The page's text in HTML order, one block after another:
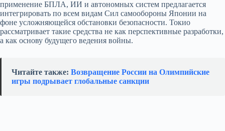
применение БПЛА, ИИ и автономных систем предлагается
интегрировать по всем видам Сил самообороны Японии на
фоне усложняющейся обстановки безопасности. Токио
рассматривает такие средства не как перспективные разработки,
а как основу будущего ведения войны.
Читайте также: Возвращение России на Олимпийские
игры подрывает глобальные санкции